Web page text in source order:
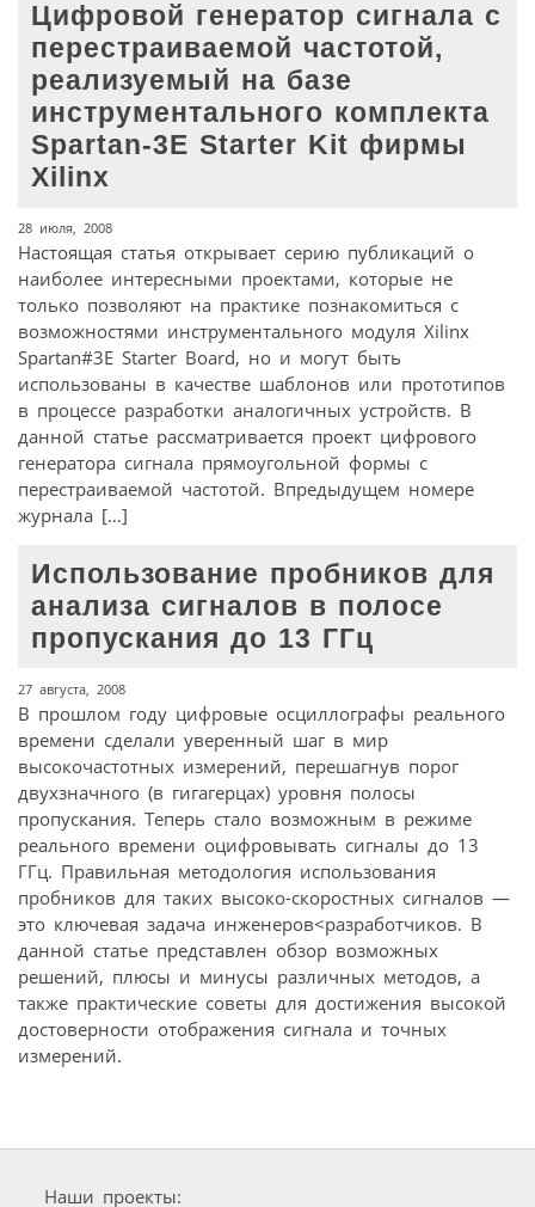
Цифровой генератор сигнала с
перестраиваемой частотой,
реализуемый на базе
инструментального комплекта
Spartan-3E Starter Kit фирмы
Xilinx
28 июля, 2008
Настоящая статья открывает серию публикаций о
наиболее интересными проектами, которые не
только позволяют на практике познакомиться с
возможностями инструментального модуля Xilinx
Spartan#3E Starter Board, но и могут быть
использованы в качестве шаблонов или прототипов
в процессе разработки аналогичных устройств. В
данной статье рассматривается проект цифрового
генератора сигнала прямоугольной формы с
перестраиваемой частотой. Впредыдущем номере
журнала […]
Использование пробников для
анализа сигналов в полосе
пропускания до 13 ГГц
27 августа, 2008
В прошлом году цифровые осциллографы реального
времени сделали уверенный шаг в мир
высокочастотных измерений, перешагнув порог
двухзначного (в гигагерцах) уровня полосы
пропускания. Теперь стало возможным в режиме
реального времени оцифровывать сигналы до 13
ГГц. Правильная методология использования
пробников для таких высоко-скоростных сигналов —
это ключевая задача инженеров<разработчиков. В
данной статье представлен обзор возможных
решений, плюсы и минусы различных методов, а
также практические советы для достижения высокой
достоверности отображения сигнала и точных
измерений.
Наши проекты: